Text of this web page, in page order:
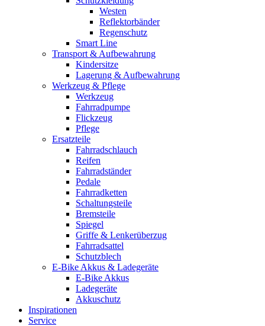
Westen
Reflektorbänder
Regenschutz
Smart Line
Transport & Aufbewahrung
Kindersitze
Lagerung & Aufbewahrung
Werkzeug & Pflege
Werkzeug
Fahrradpumpe
Flickzeug
Pflege
Ersatzteile
Fahrradschlauch
Reifen
Fahrradständer
Pedale
Fahrradketten
Schaltungsteile
Bremsteile
Spiegel
Griffe & Lenkerüberzug
Fahrradsattel
Schutzblech
E-Bike Akkus & Ladegeräte
E-Bike Akkus
Ladegeräte
Akkuschutz
Inspirationen
Service